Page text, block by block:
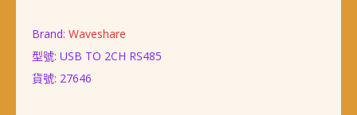
離
通
訊
Brand: Waveshare
型號: USB TO 2CH RS485
貨號: 27646